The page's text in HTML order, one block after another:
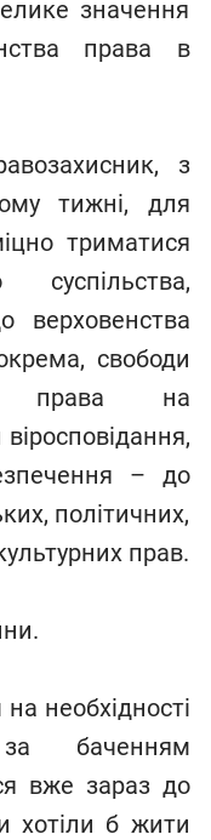
значення
права в
з
тижні, для
триматися
верховенства
свободи
права на
– до
політичних,
прав.
необхідності
за баченням
вже зараз до
хотіли б жити